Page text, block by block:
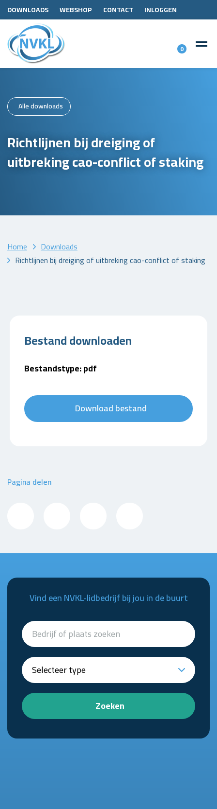
DOWNLOADS WEBSHOP CONTACT INLOGGEN
0
Alle downloads
Richtlijnen bij dreiging of
uitbreking cao-conflict of staking
Home
Downloads
Richtlijnen bij dreiging of uitbreking cao-conflict of staking
Bestand downloaden
Bestandstype: pdf
Download bestand
Pagina delen
Vind een NVKL-lidbedrijf bij jou in de buurt
Zoeken